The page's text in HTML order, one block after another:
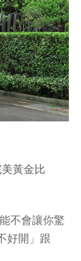
黃金比
不會讓你驚
好開」跟